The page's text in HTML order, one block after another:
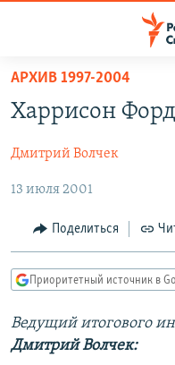
упрощенного
доступа
содержанию
Вернутся
главной
навигации
поиску
ПОДКАСТЫ
АВТОРСКИЕ ПРОЕКТЫ
ЦИТАТЫ СВОБОДЫ
МНЕНИЯ
КУЛЬТУРА
IDEL.РЕАЛИИ
КАВКАЗ.РЕАЛИИ
СЕВЕР.РЕАЛИИ
АРХИВ 1997-2004
Харрисон Форд
Дмитрий Волчек
13 июля 2001
Поделиться
Приоритетный источник в
Ведущий итогового
Дмитрий Волчек: